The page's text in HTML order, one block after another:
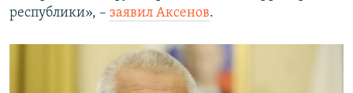
республики», – заявил Аксенов.